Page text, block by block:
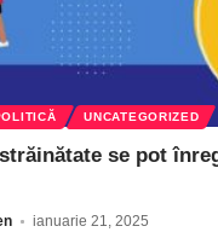
UNCATEGORIZED
se pot
ianuarie 21, 2025